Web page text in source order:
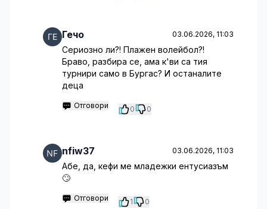
Гечо 03.06.2026, 11:03
Сериозно ли?! Плажен волейбол?!
Браво, разбира се, ама к'ви са тия
турнири само в Бургас? И останалите
деца
Отговори 0 0
nfiw37 03.06.2026, 11:03
Абе, да, кефи ме младежки ентусиазъм
🙄
Отговори 1 0